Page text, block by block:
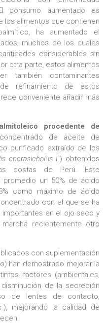
consumo aumentado es
los alimentos que contienen
ha aumentado el
muchos de los cuales
considerables sin
otra parte, estos alimentos
también contaminantes
refinamiento de estos
conveniente añadir más
procedente de
de aceite de
purificado extraído de los
encrasicholus L) obtenidos
costas de Perú. Este
promedio un 50% de ácido
como máximo de ácido
con el que se ha
en el ojo seco y
recientemente otro
con suplementación
han demostrado mejorar la
factores (ambientales,
de la secreción
de lentes de contacto,
mejorando la calidad de